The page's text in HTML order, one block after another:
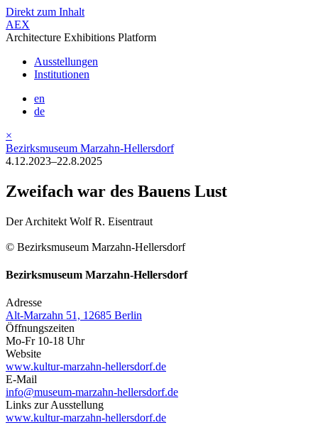
Direkt zum Inhalt
AEX
Architecture Exhibitions Platform
Ausstellungen
Institutionen
en
de
×
Bezirksmuseum Marzahn-Hellersdorf
4.12.2023–22.8.2025
Zweifach war des Bauens Lust
Der Architekt Wolf R. Eisentraut
© Bezirksmuseum Marzahn-Hellersdorf
Bezirksmuseum Marzahn-Hellersdorf
Adresse
Alt-Marzahn 51, 12685 Berlin
Öffnungszeiten
Mo-Fr 10-18 Uhr
Website
www.kultur-marzahn-hellersdorf.de
E-Mail
info@museum-marzahn-hellersdorf.de
Links zur Ausstellung
www.kultur-marzahn-hellersdorf.de